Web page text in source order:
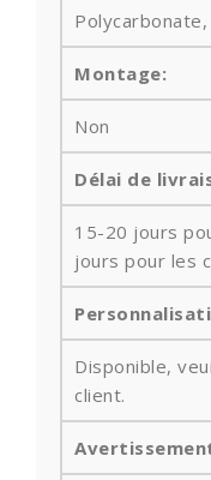
Montage:
Non
Délai de
15-20 jours
jours pour les
Disponible,
client.